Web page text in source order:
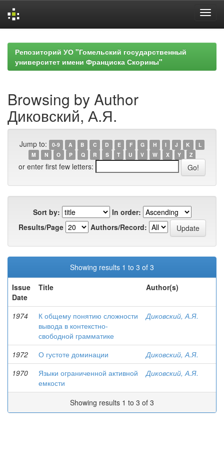
navigationРепозиторий УО "Гомельский государственный
университет имени Франциска Скорины"
Browsing by Author
Диковский, А.Я.
Jump to: 0-9 A B C D E F G H I J K
L
M
N O P Q R S T U V W X Y Z
or enter first few letters:
Sort by:
In order:
Results/Page
Authors/Record:
Showing results 1 to 3 of 3
Issue
Date
Title Author(s)
1974
К общему понятию сложности
вывода в контекстно-
свободной грамматике
Диковский, А.Я.
1972 О густоте доминации
Диковский, А.Я.
1970
Языки ограниченной активной
емкости
Диковский, А.Я.
Showing results 1 to 3 of 3